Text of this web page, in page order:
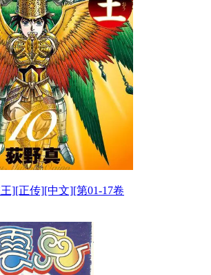
][正传][中文][第01-17卷